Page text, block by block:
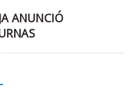
ANUNCIÓ